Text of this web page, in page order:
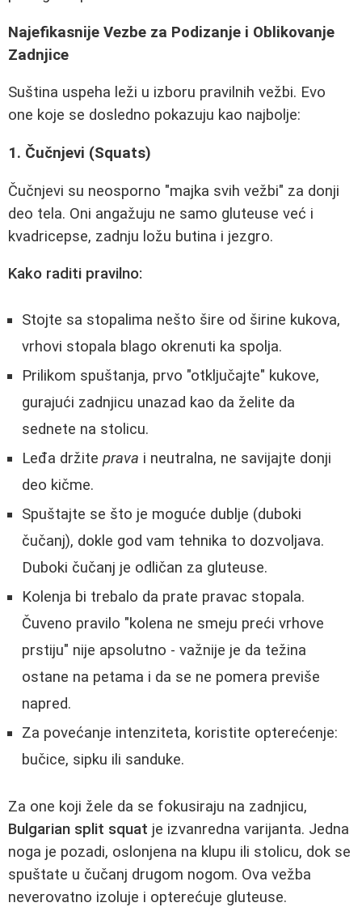
Najefikasnije Vezbe za Podizanje i Oblikovanje
Zadnjice
Suština uspeha leži u izboru pravilnih vežbi. Evo
one koje se dosledno pokazuju kao najbolje:
1. Čučnjevi (Squats)
Čučnjevi su neosporno "majka svih vežbi" za donji
deo tela. Oni angažuju ne samo gluteuse već i
kvadricepse, zadnju ložu butina i jezgro.
Kako raditi pravilno:
Stojte sa stopalima nešto šire od širine kukova,
vrhovi stopala blago okrenuti ka spolja.
Prilikom spuštanja, prvo "otključajte" kukove,
gurajući zadnjicu unazad kao da želite da
sednete na stolicu.
Leđa držite prava i neutralna, ne savijajte donji
deo kičme.
Spuštajte se što je moguće dublje (duboki
čučanj), dokle god vam tehnika to dozvoljava.
Duboki čučanj je odličan za gluteuse.
Kolenja bi trebalo da prate pravac stopala.
Čuveno pravilo "kolena ne smeju preći vrhove
prstiju" nije apsolutno - važnije je da težina
ostane na petama i da se ne pomera previše
napred.
Za povećanje intenziteta, koristite opterećenje:
bučice, sipku ili sanduke.
Za one koji žele da se fokusiraju na zadnjicu,
Bulgarian split squat je izvanredna varijanta. Jedna
noga je pozadi, oslonjena na klupu ili stolicu, dok se
spuštate u čučanj drugom nogom. Ova vežba
neverovatno izoluje i opterećuje gluteuse.